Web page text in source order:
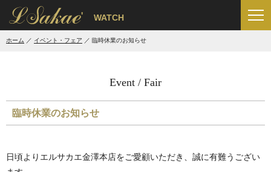
' WATCH
ホーム イベント・フェア 臨時休業のお知らせ
Event / Fair
臨時休業のお知らせ
日頃よりエルサカエ金澤本店をご愛顧いただき、誠に有難うござい